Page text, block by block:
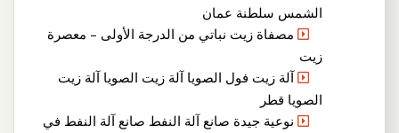
الشمس سلطنة عمان
مصفاة زيت نباتي من الدرجة الأولى – معصرة
زيت
آلة زيت فول الصويا آلة زيت الصويا آلة زيت
الصويا قطر
نوعية جيدة صانع آلة النفط صانع آلة النفط في